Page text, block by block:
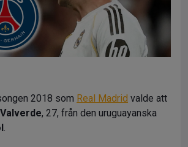
2018 som Real Madrid valde att
, 27, från den uruguayanska
.